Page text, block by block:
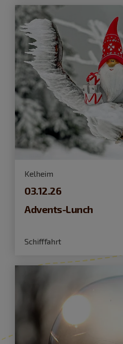
Kelheim
03.12.26
Advents-Lunch
Schifffahrt